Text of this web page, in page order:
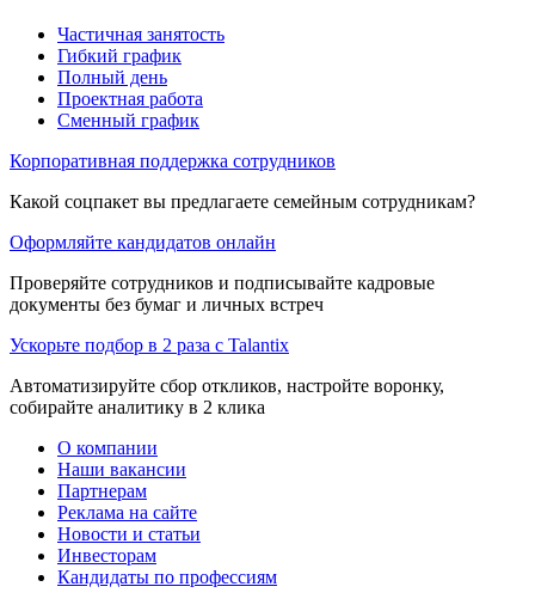
Частичная занятость
Гибкий график
Полный день
Проектная работа
Сменный график
Корпоративная поддержка сотрудников
Какой соцпакет вы предлагаете семейным сотрудникам?
Оформляйте кандидатов онлайн
Проверяйте сотрудников и подписывайте кадровые
документы без бумаг и личных встреч
Ускорьте подбор в 2 раза с Talantix
Автоматизируйте сбор откликов, настройте воронку,
собирайте аналитику в 2 клика
О компании
Наши вакансии
Партнерам
Реклама на сайте
Новости и статьи
Инвесторам
Кандидаты по профессиям